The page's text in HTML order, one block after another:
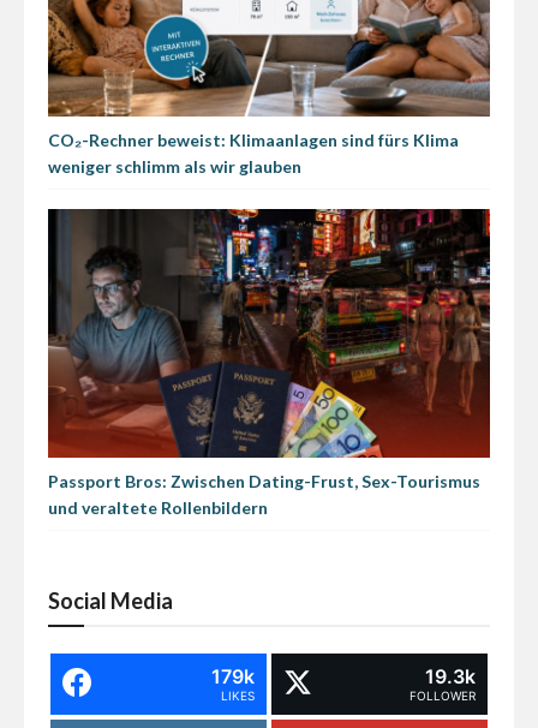
CO₂-Rechner beweist: Klimaanlagen sind fürs Klima
weniger schlimm als wir glauben
Passport Bros: Zwischen Dating-Frust, Sex-Tourismus
und veraltete Rollenbildern
Social Media
179k
LIKES
19.3k
FOLLOWER